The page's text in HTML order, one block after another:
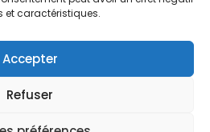
et caractéristiques.
Accepter
Refuser
de Confidentialité
Politique de confidentialité